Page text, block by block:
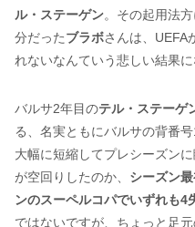
ル・ステーゲン。その起用法
分だったブラボさんは、UEFA
れないなんていう悲しい結果に
バルサ2年目のテル・ステーゲ
る、名実ともにバルサの背番
大幅に短縮してプレシーズン
が空回りしたのか、 シーズン
ンのスーペルコパでいずれも4
ではないですが、ちょっと足